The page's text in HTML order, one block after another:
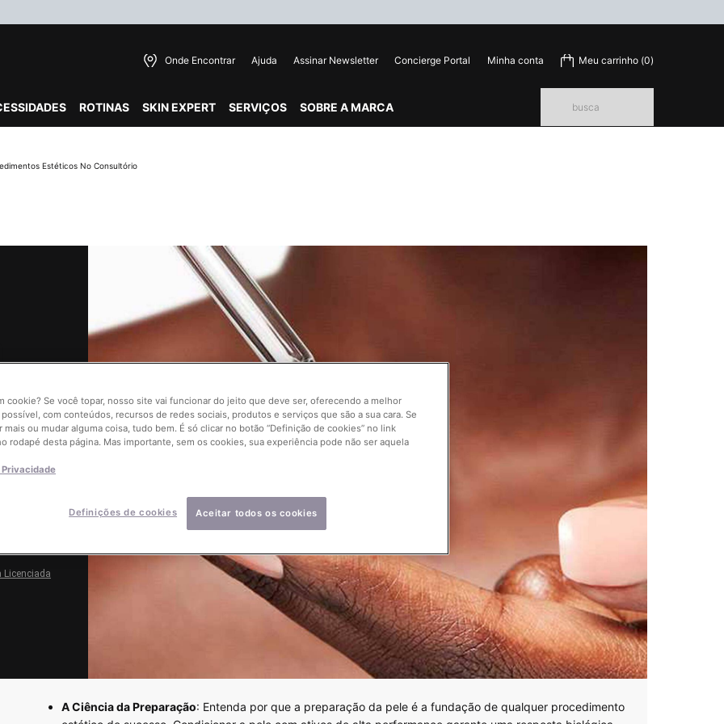
Onde Encontrar Ajuda Assinar Newsletter Concierge Portal Minha conta Meu carrinho 0
0 product in cart
ROTINAS SKIN EXPERT SERVIÇOS SOBRE A MARCA busca
Estéticos No Consultório
Licenciada
A Ciência da Preparação: Entenda por que a preparação da pele é a fundação de qualquer procedimento
cookie? Se você topar, nosso site vai funcionar do jeito que deve ser, oferecendo a melhor
com conteúdos, recursos de redes sociais, produtos e serviços que são a sua cara. Se
mais ou mudar alguma coisa, tudo bem. É só clicar no botão “Definição de cookies” no link
rodapé desta página. Mas importante, sem os cookies, sua experiência pode não ser aquela
Privacidade
Definições de cookies Aceitar todos os cookies